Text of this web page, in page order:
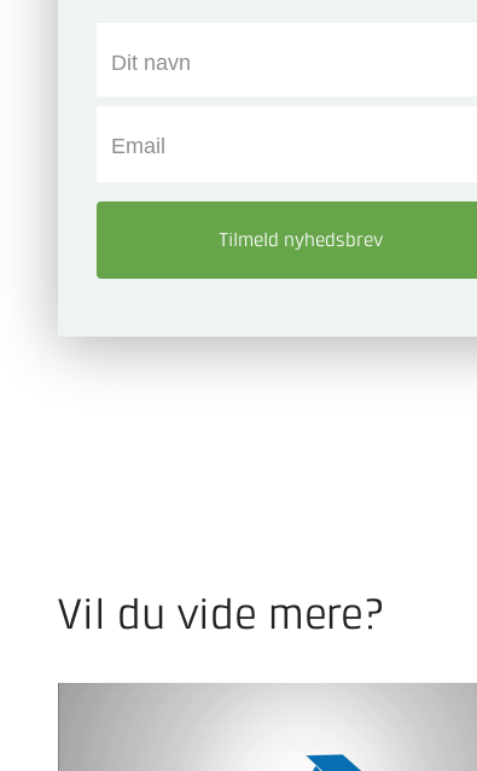
Dit navn
Email
Tilmeld nyhedsbrev
Vil du vide mere?